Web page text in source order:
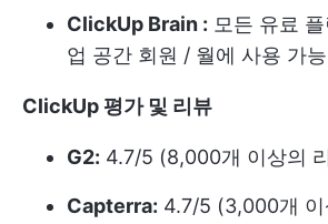
ClickUp Brain : 모든 유료
업 공간 회원 / 월에 사용 가능
ClickUp 평가 및 리뷰
G2: 4.7/5 (8,000개 이상의
Capterra: 4.7/5 (3,000개 이